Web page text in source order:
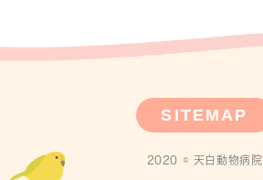
SITEMAP
2020 © 天白動物病院